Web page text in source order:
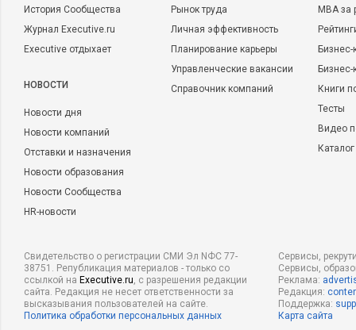
История Сообщества
Журнал Executive.ru
Executive отдыхает
НОВОСТИ
Новости дня
Новости компаний
Отставки и назначения
Новости образования
Новости Сообщества
HR-новости
Рынок труда
Личная эффективность
Планирование карьеры
Управленческие вакансии
Справочник компаний
MBA
Бизнес-
Книги
Тесты
Видео
Свидетельство о регистрации СМИ Эл NФС 77-
38751. Републикация материалов - только со
ссылкой на Executive.ru, с разрешения редакции
сайта. Редакция не несет ответственности за
высказывания пользователей на сайте.
Политика обработки персональных данных
Сервисы,
Сервисы,
Реклама:
Редакция:
Поддержка:
Карта сайта